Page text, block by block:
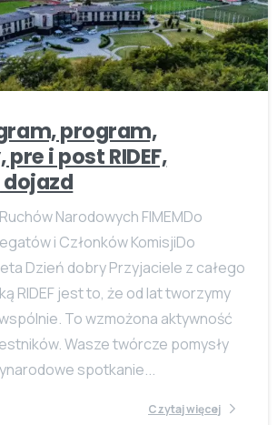
program,
i post RIDEF,
dojazd
Narodowych FIMEMDo
i Członków KomisjiDo
Dzień dobry Przyjaciele z całego
RIDEF jest to, że od lat tworzymy
To wzmożona aktywność
Wasze twórcze pomysły
spotkanie...
Czytaj więcej